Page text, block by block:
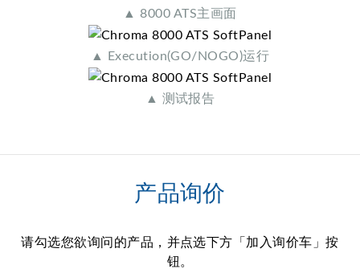
▲ 8000 ATS主画面
▲ Execution(GO/NOGO)运行
▲ 测试报告
产品询价
请勾选您欲询问的产品，并点选下方「加入询价车」按
钮。